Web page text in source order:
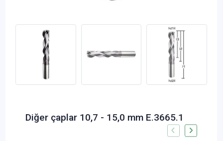
Diğer çaplar 10,7 - 15,0 mm E.3665.1